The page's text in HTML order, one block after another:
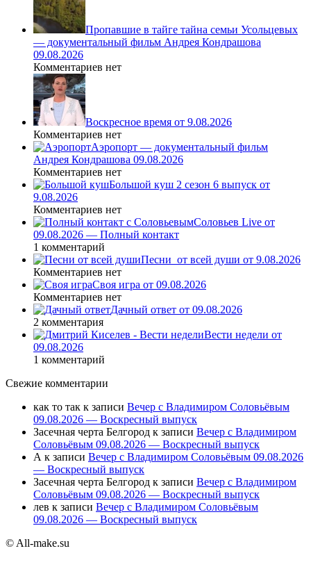
Пропавшие в тайге тайна семьи Усольцевых
— документальный фильм Андрея Кондрашова
09.08.2026
Комментариев нет
Воскресное время от 9.08.2026
Комментариев нет
Аэропорт — документальный фильм
Андрея Кондрашова 09.08.2026
Комментариев нет
Большой куш 2 сезон 6 выпуск от
9.08.2026
Комментариев нет
Соловьев Live от
09.08.2026 — Полный контакт
1 комментарий
Песни_от всей души от 9.08.2026
Комментариев нет
Своя игра от 09.08.2026
Комментариев нет
Дачный ответ от 09.08.2026
2 комментария
Вести недели от
09.08.2026
1 комментарий
Свежие комментарии
как то так к записи Вечер с Владимиром Соловьёвым
09.08.2026 — Воскресный выпуск
Засечная черта Белгород к записи Вечер с Владимиром
Соловьёвым 09.08.2026 — Воскресный выпуск
А к записи Вечер с Владимиром Соловьёвым 09.08.2026
— Воскресный выпуск
Засечная черта Белгород к записи Вечер с Владимиром
Соловьёвым 09.08.2026 — Воскресный выпуск
лев к записи Вечер с Владимиром Соловьёвым
09.08.2026 — Воскресный выпуск
© All-make.su